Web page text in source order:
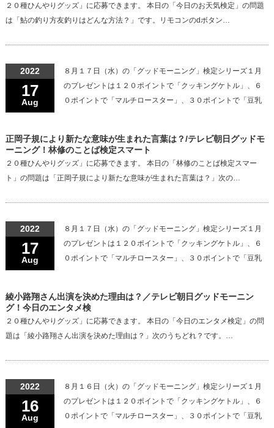
２０種ひんやりグッズ」に応募できます。 本日の「今日のお天気検定」の問題
は「鮎の釣り方友釣りはどんな方法？」です。リモコンのdボタン…
2022
17
Aug
正岡子規により新たな意味が生まれた言葉は？/テレビ朝日グッドモ
ーニング！林修のことば検定スマート
８月１７日（水）の「グッドモーニング」検定シリーズ１月
のプレゼントは１２０ポイントで「クッキングケトル」、６
０ポイントで「マルチロースター」、３０ポイントで「豆乳
２０種ひんやりグッズ」に応募できます。 本日の「林修のことば検定スマー
ト」の問題は「正岡子規により新たな意味が生まれた言葉は？」次の…
2022
17
Aug
綾小路翔さん出演を決めた理由は？／テレビ朝日グッドモーニン
グ！今日のエンタメ検
８月１７日（水）の「グッドモーニング」検定シリーズ１月
のプレゼントは１２０ポイントで「クッキングケトル」、６
０ポイントで「マルチロースター」、３０ポイントで「豆乳
２０種ひんやりグッズ」に応募できます。 本日の「今日のエンタメ検定」の問
題は「綾小路翔さん出演を決めた理由は？」次のうちどれ？です。…
2022
16
Aug
８月１６日（火）の「グッドモーニング」検定シリーズ１月
のプレゼントは１２０ポイントで「クッキングケトル」、６
０ポイントで「マルチロースター」、３０ポイントで「豆乳